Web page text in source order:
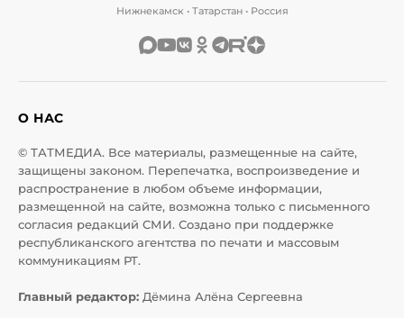
Нижнекамск • Татарстан • Россия
О НАС
© ТАТМЕДИА. Все материалы, размещенные на сайте,
защищены законом. Перепечатка, воспроизведение и
распространение в любом объеме информации,
размещенной на сайте, возможна только с письменного
согласия редакций СМИ. Создано при поддержке
республиканского агентства по печати и массовым
коммуникациям РТ.
Главный редактор: Дёмина Алёна Сергеевна